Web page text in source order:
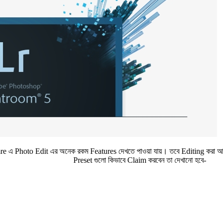
Edit এর অনেক রকম Features দেখতে পাওয়া যায়। তবে Editing করা
Preset গুলো কিভাবে Claim করবেন তা দেখানো হবে-